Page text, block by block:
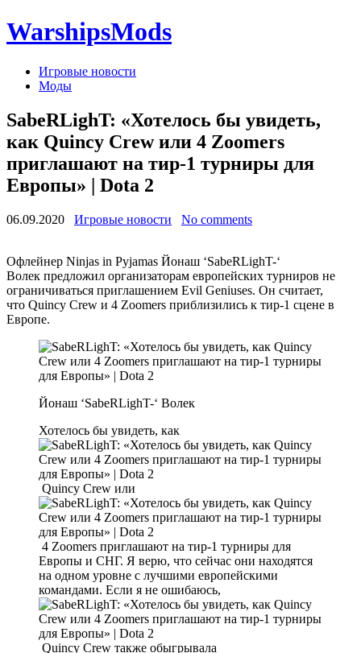
WarshipsMods
Игровые новости
Моды
SabeRLighT: «Хотелось бы увидеть,
как Quincy Crew или 4 Zoomers
приглашают на тир-1 турниры для
Европы» | Dota 2
06.09.2020 Игровые новости No comments
Офлейнер Ninjas in Pyjamas Йонаш ‘SabeRLighT-‘
Волек предложил организаторам европейских турниров не
ограничиваться приглашением Evil Geniuses. Он считает,
что Quincy Crew и 4 Zoomers приблизились к тир-1 сцене в
Европе.
Йонаш ‘SabeRLighT-‘ Волек
Хотелось бы увидеть, как
Quincy Crew или
4 Zoomers приглашают на тир-1 турниры для
Европы и СНГ. Я верю, что сейчас они находятся
на одном уровне с лучшими европейскими
командами. Если я не ошибаюсь,
Quincy Crew также обыгрывала